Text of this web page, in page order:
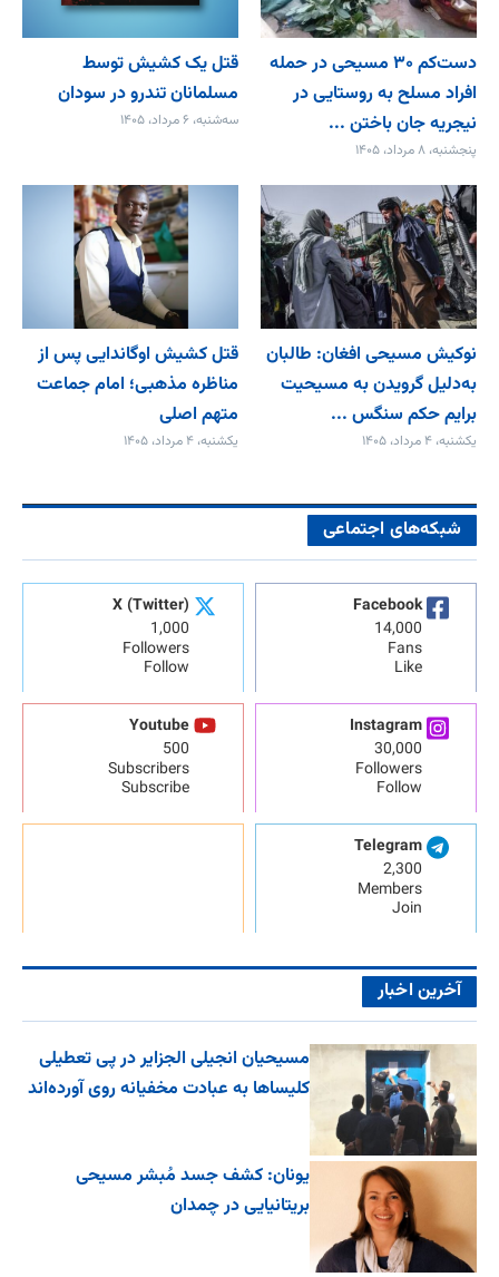
دست‌کم ۳۰ مسیحی در حمله
افراد مسلح به روستایی در
نیجریه جان باختن ...
پنجشنبه، ۸ مرداد، ۱۴۰۵
قتل یک کشیش توسط
مسلمانان تندرو در سودان
سه‌شنبه، ۶ مرداد، ۱۴۰۵
نوکیش مسیحی افغان: طالبان
به‌دلیل گرویدن به مسیحیت
برایم حکم سنگس ...
یکشنبه، ۴ مرداد، ۱۴۰۵
قتل کشیش اوگاندایی پس از
مناظره مذهبی؛ امام جماعت
متهم اصلی
یکشنبه، ۴ مرداد، ۱۴۰۵
شبکه‌های اجتماعی
Facebook
14,000
Fans
Like
X (Twitter)
1,000
Followers
Follow
Instagram
30,000
Followers
Follow
Youtube
500
Subscribers
Subscribe
Telegram
2,300
Members
Join
آخرین اخبار
مسیحیان انجیلی الجزایر در پی تعطیلی
کلیساها به عبادت مخفیانه روی آورده‌اند
یونان: کشف جسد مُبشر مسیحی
بریتانیایی در چمدان